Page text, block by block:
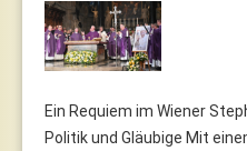
Ein Requiem im Wiener
Politik und Gläubige Mit